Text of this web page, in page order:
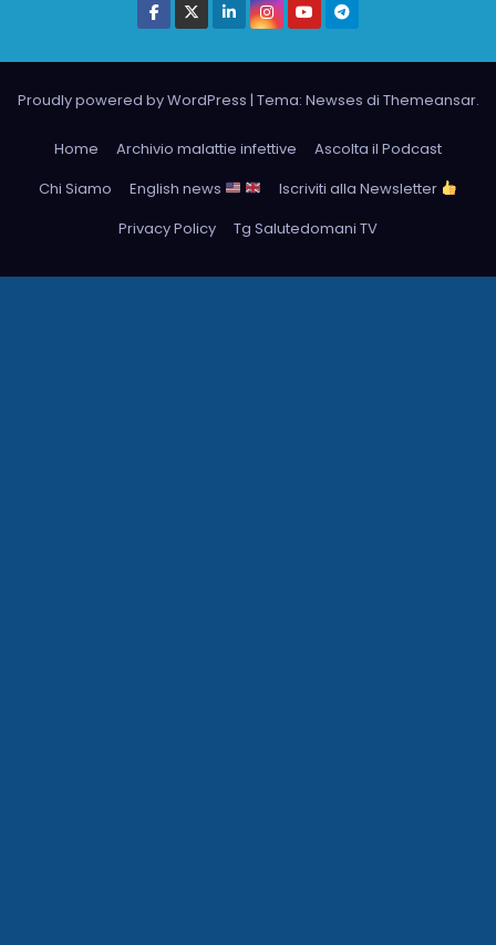
Proudly powered by WordPress | Tema: Newses di Themeansar.
Home Archivio malattie infettive
Ascolta il Podcast
Chi Siamo
English news
Iscriviti alla Newsletter
Privacy Policy
Tg Salutedomani TV